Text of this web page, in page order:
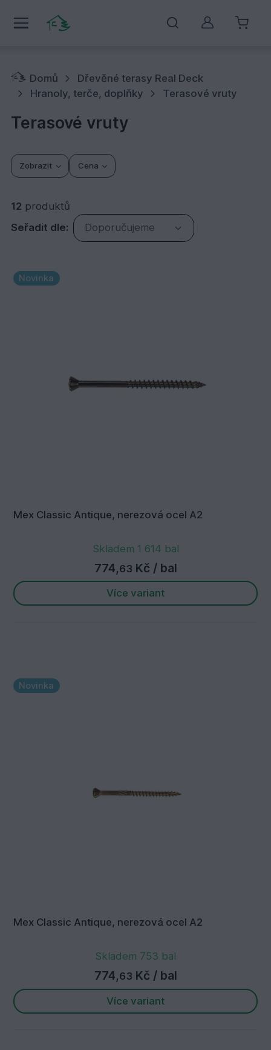
Můj účet
Domů
Dřevěné terasy Real Deck
Hranoly, terče, doplňky
Terasové vruty
Terasové vruty
Zobrazit Cena
12 produktů
Seřadit dle:
Doporučujeme
Novinka
Mex Classic Antique, nerezová ocel A2
Skladem 1 614 bal
774,63 Kč / bal
Více variant
Novinka
Mex Classic Antique, nerezová ocel A2
Skladem 753 bal
774,63 Kč / bal
Více variant